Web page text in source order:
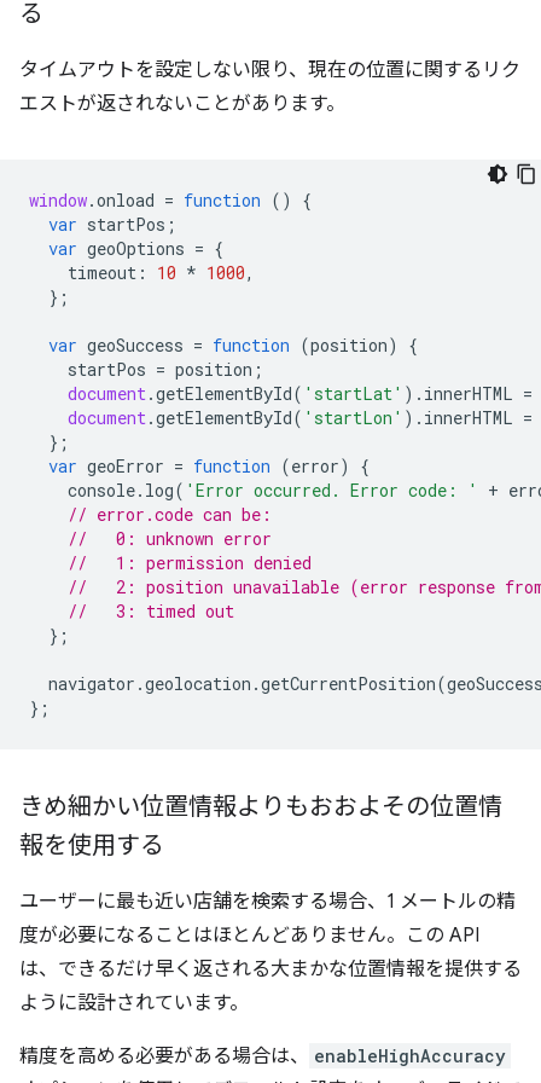
る
タイムアウトを設定しない限り、現在の位置に関するリク
エストが返されないことがあります。
window.onload = function ()
{
var startPos ;
var geoOptions = {
timeout : 10 * 1000,
};
var geoSuccess = function (position)
{
startPos = position ;
document .getElementById( 'startLat' ). innerHTML =
document .getElementById( 'startLon' ). innerHTML =
};
var geoError = function (error)
{
console. log( 'Error occurred. Error code: ' +
// error.code can be:
//   0: unknown error
//   1: permission denied
//   2: position unavailable (error response
//   3: timed out
};
navigator .geolocation .getCurrentPosition(
};
きめ細かい位置情報よりもおおよその位置情
報を使用する
ユーザーに最も近い店舗を検索する場合、1 メートルの精
度が必要になることはほとんどありません。この API
は、できるだけ早く返される大まかな位置情報を提供する
ように設計されています。
精度を高める必要がある場合は、 enableHighAccuracy